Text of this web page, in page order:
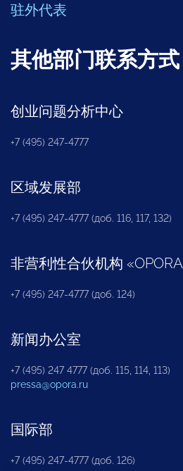
驻外代表
其他部门联系方式
创业问题分析中心
+7 (495) 247-4777
区域发展部
+7 (495) 247-4777 (доб. 116, 117, 132)
非营利性合伙机构 «OPORA
+7 (495) 247-4777 (доб. 124)
新闻办公室
+7 (495) 247 4777 (доб. 115, 114, 113)
pressa@opora.ru
国际部
+7 (495) 247-4777 (доб. 126)